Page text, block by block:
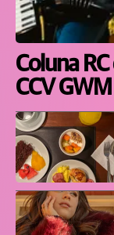
Coluna
CCV